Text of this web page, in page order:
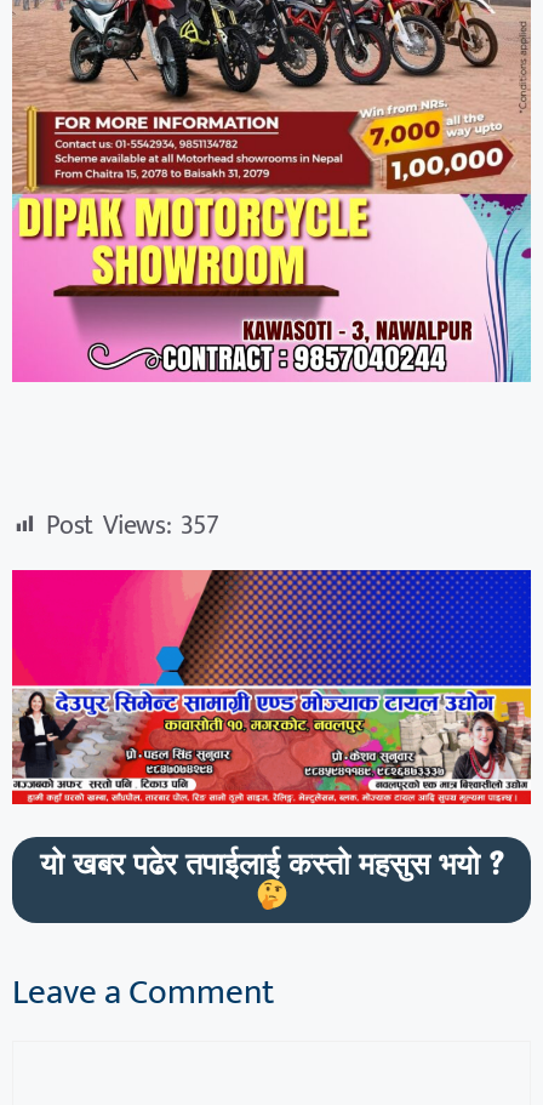
Post Views: 357
यो खबर पढेर तपाईलाई कस्तो महसुस भयो ?
Leave a Comment